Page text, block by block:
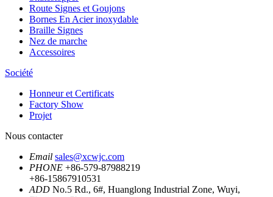
Route Signes et Goujons
Bornes En Acier inoxydable
Braille Signes
Nez de marche
Accessoires
Société
Honneur et Certificats
Factory Show
Projet
Nous contacter
Email sales@xcwjc.com
PHONE +86-579-87988219
+86-15867910531
ADD No.5 Rd., 6#, Huanglong Industrial Zone, Wuyi,